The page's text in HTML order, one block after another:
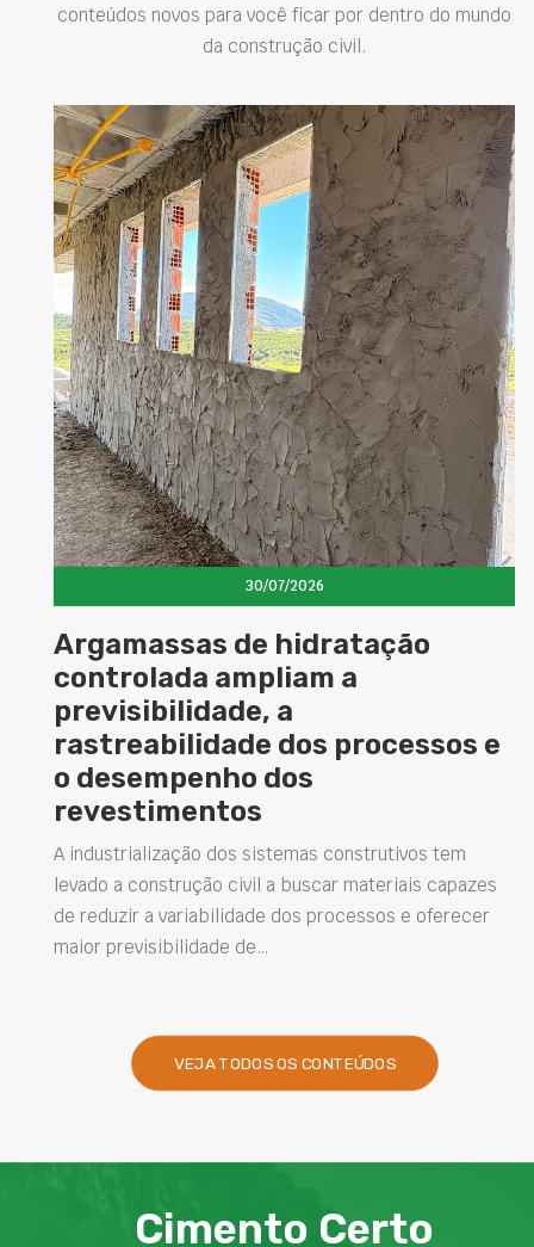
conteúdos novos para você ficar por dentro do mundo
da construção civil.
de hidratação
ampliam a
a
dos processos e
dos
dos sistemas construtivos tem
civil a buscar materiais capazes
dos processos e oferecer
de…
Cimento
novos
está o cimento
VEJA TODOS OS CONTEÚDOS
Cimento Certo